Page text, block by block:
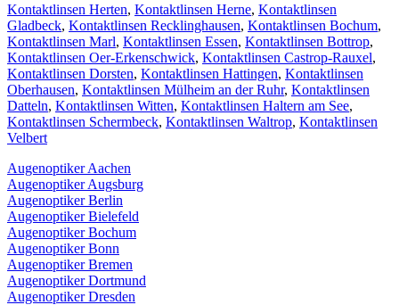
Kontaktlinsen Herten, Kontaktlinsen Herne, Kontaktlinsen
Gladbeck, Kontaktlinsen Recklinghausen, Kontaktlinsen Bochum,
Kontaktlinsen Marl, Kontaktlinsen Essen, Kontaktlinsen Bottrop,
Kontaktlinsen Oer-Erkenschwick, Kontaktlinsen Castrop-Rauxel,
Kontaktlinsen Dorsten, Kontaktlinsen Hattingen, Kontaktlinsen
Oberhausen, Kontaktlinsen Mülheim an der Ruhr, Kontaktlinsen
Datteln, Kontaktlinsen Witten, Kontaktlinsen Haltern am See,
Kontaktlinsen Schermbeck, Kontaktlinsen Waltrop, Kontaktlinsen
Velbert
Augenoptiker Aachen
Augenoptiker Augsburg
Augenoptiker Berlin
Augenoptiker Bielefeld
Augenoptiker Bochum
Augenoptiker Bonn
Augenoptiker Bremen
Augenoptiker Dortmund
Augenoptiker Dresden